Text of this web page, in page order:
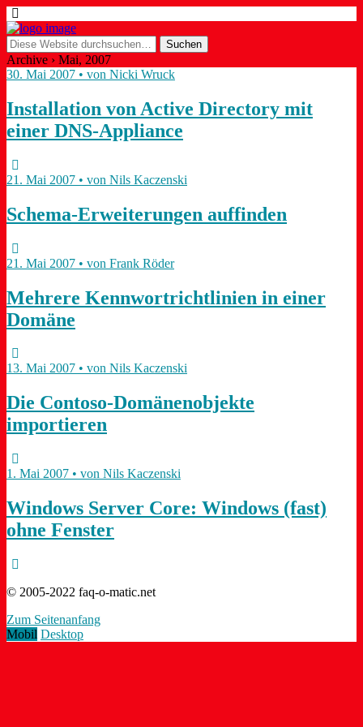
Archive › Mai, 2007
30. Mai 2007 • von Nicki Wruck
Installation von Active Directory mit
einer DNS-Appliance
21. Mai 2007 • von Nils Kaczenski
Schema-Erweiterungen auffinden
21. Mai 2007 • von Frank Röder
Mehrere Kennwortrichtlinien in einer
Domäne
13. Mai 2007 • von Nils Kaczenski
Die Contoso-Domänenobjekte
importieren
1. Mai 2007 • von Nils Kaczenski
Windows Server Core: Windows (fast)
ohne Fenster
© 2005-2022 faq-o-matic.net
Zum Seitenanfang
Mobil Desktop